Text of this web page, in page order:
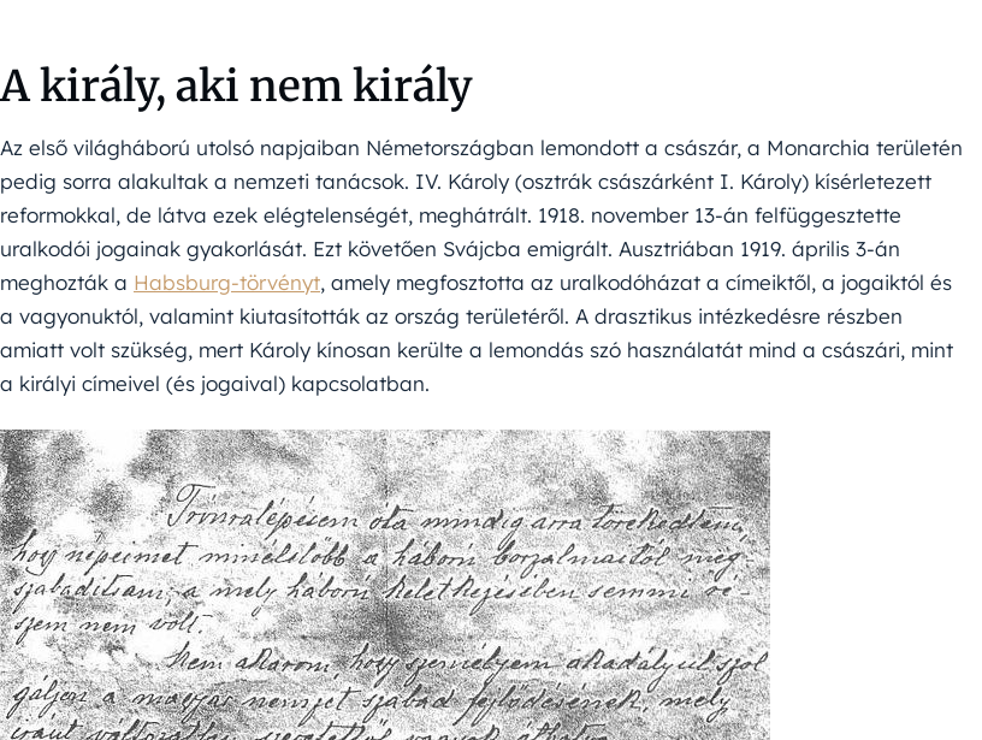
A király, aki nem király
Az első világháború utolsó napjaiban Németországban lemondott a császár, a Monarchia területén
pedig sorra alakultak a nemzeti tanácsok. IV. Károly (osztrák császárként I. Károly) kísérletezett
reformokkal, de látva ezek elégtelenségét, meghátrált. 1918. november 13-án felfüggesztette
uralkodói jogainak gyakorlását. Ezt követően Svájcba emigrált. Ausztriában 1919. április 3-án
meghozták a Habsburg-törvényt, amely megfosztotta az uralkodóházat a címeiktől, a jogaiktól és
a vagyonuktól, valamint kiutasították az ország területéről. A drasztikus intézkedésre részben
amiatt volt szükség, mert Károly kínosan kerülte a lemondás szó használatát mind a császári, mint
a királyi címeivel (és jogaival) kapcsolatban.